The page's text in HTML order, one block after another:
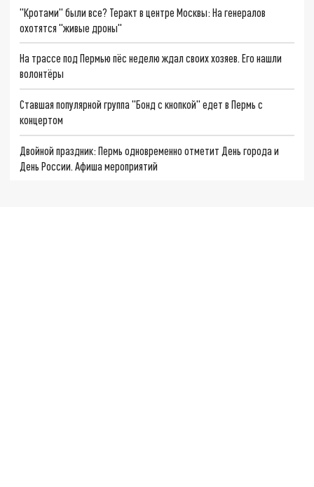
"Кротами" были все? Теракт в центре Москвы: На генералов
охотятся "живые дроны"
На трассе под Пермью пёс неделю ждал своих хозяев. Его нашли
волонтёры
Ставшая популярной группа "Бонд с кнопкой" едет в Пермь с
концертом
Двойной праздник: Пермь одновременно отметит День города и
День России. Афиша мероприятий